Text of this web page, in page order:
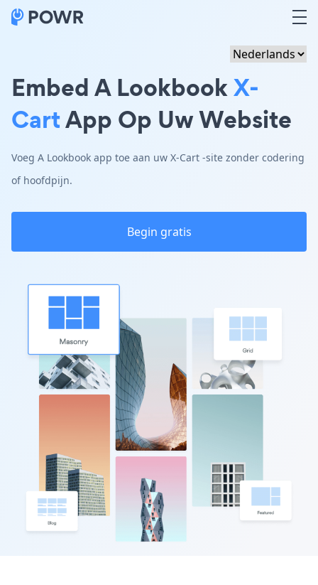
Embed A LookbookX-
CartApp Op Uw Website
Voeg A Lookbook app toe aan uw X-Cart -site zonder codering
of hoofdpijn.
Begin gratis